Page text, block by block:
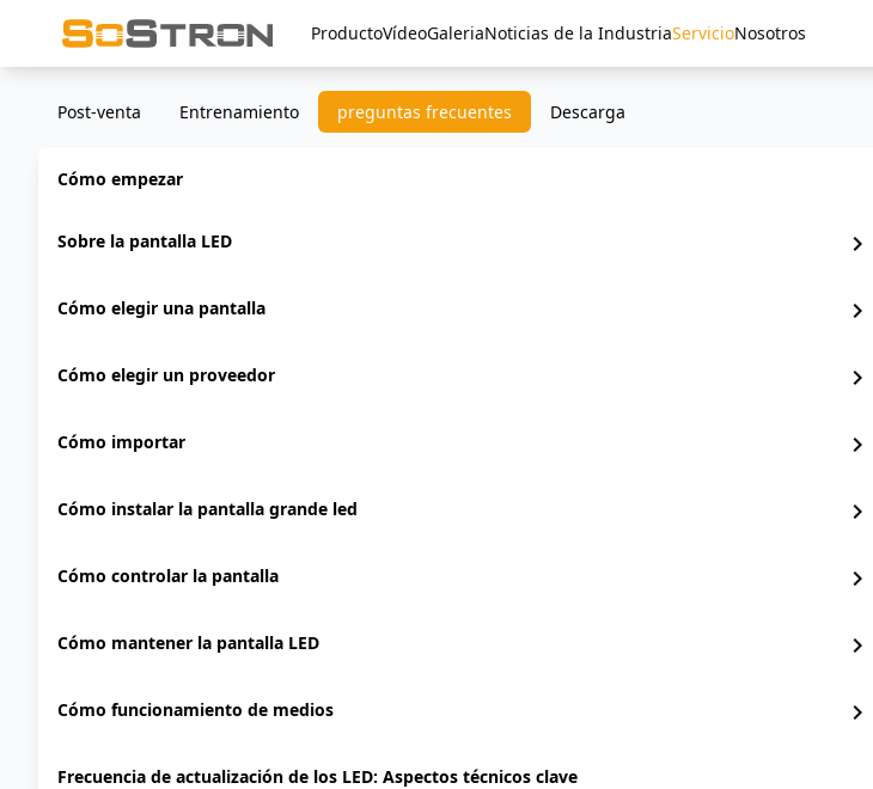
ProductoVídeoGaleriaNoticias de la IndustriaServicioNosotros
Post-venta Entrenamiento preguntas frecuentes Descarga
Cómo empezar
Sobre la pantalla LED chevron_right
Cómo elegir una pantalla chevron_right
Cómo elegir un proveedor chevron_right
Cómo importar chevron_right
Cómo instalar la pantalla grande led chevron_right
Cómo controlar la pantalla chevron_right
Cómo mantener la pantalla LED chevron_right
Cómo funcionamiento de medios chevron_right
Frecuencia de actualización de los LED: Aspectos técnicos clave